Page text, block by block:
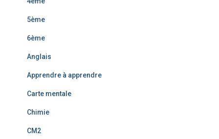
5ème
6ème
Anglais
Apprendre à apprendre
Carte mentale
Chimie
CM2